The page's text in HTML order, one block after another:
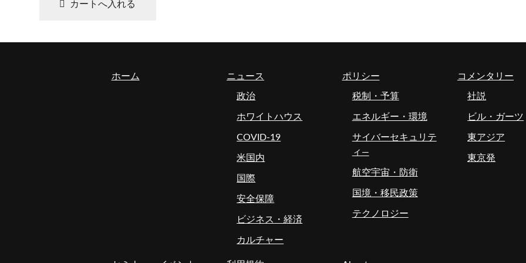
ホーム ニュース
政治
ホワイトハウス
COVID-19
米国内
国際
安全保障
ビジネス・経済
カルチャー
ポリシー
税制・予算
エネルギー・環境
サイバーセキュリテ
ィ―
航空宇宙・防衛
国境・移民政策
テクノロジー
コメンタリー
社説
ビル・ガーツ
東アジア
東京発